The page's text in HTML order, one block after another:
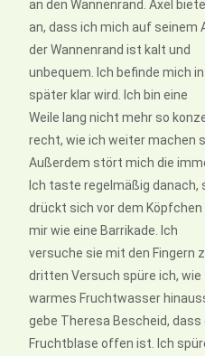
an den Wannenrand. Axel
an, dass ich mich auf seinem
der Wannenrand ist kalt und
unbequem. Ich befinde mich
später klar wird. Ich bin eine
Weile lang nicht mehr so
recht, wie ich weiter machen
Außerdem stört mich die
Ich taste regelmäßig danach,
drückt sich vor dem
mir wie eine Barrikade. Ich
versuche sie mit den Fingern
dritten Versuch spüre ich, wie
warmes Fruchtwasser
gebe Theresa Bescheid, dass
Fruchtblase offen ist. Ich